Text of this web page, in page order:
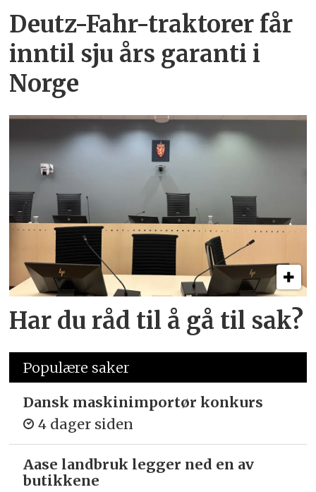
Deutz-Fahr-traktorer får
inntil sju års garanti i
Norge
Har du råd til å gå til sak?
Populære saker
Dansk maskinimportør konkurs
4 dager siden
Aase landbruk legger ned en av
butikkene